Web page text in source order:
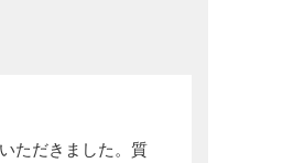
ただきました。質